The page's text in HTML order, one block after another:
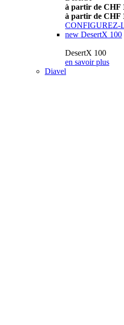
à partir de CHF
à partir de CHF
CONFIGUREZ-
new DesertX 100
DesertX 100
en savoir plus
Diavel